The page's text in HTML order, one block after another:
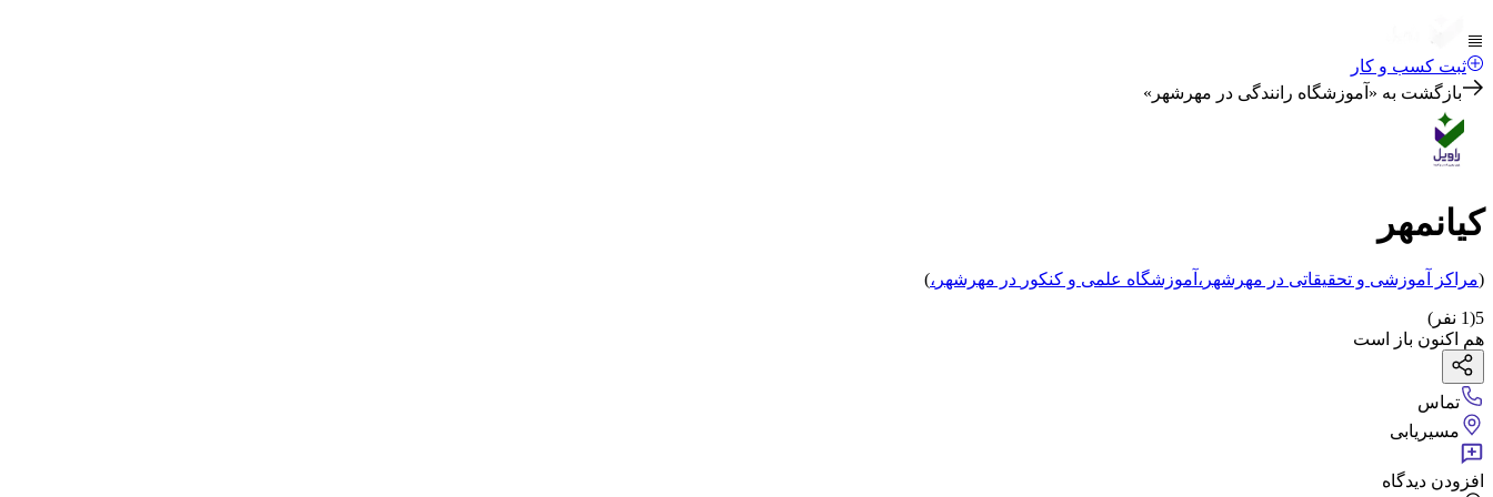
ثبت کسب و کار
بازگشت به « آموزشگاه رانندگی در مهرشهر »
کیانمهر
(مراکز آموزشی و تحقیقاتی در مهرشهر ، آموزشگاه علمی و کنکور در مهرشهر ،)
5
(
1 نفر)
هم اکنون باز است
تماس
مسیریابی
افزودن دیدگاه